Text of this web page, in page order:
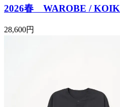
2026春 WAROBE /
28,600円